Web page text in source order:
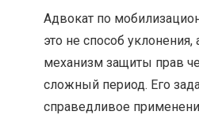
Адвокат по
это не способ
механизм защиты прав
сложный период. Его
справедливое